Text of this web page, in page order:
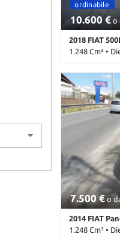
ordinabile
10.600 €o
2018 FIAT
1.248 Cm³ •
180.000 Km •
pastello • 5
Alzacristalli
digitale •
centralizzata
Controllo
Fendinebbia
pioggia •
Automatico •
7.500 € o
2014 FIAT
1.248 Cm³ •